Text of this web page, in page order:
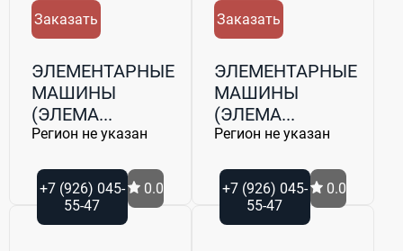
Заказать
ЭЛЕМЕНТАРНЫЕ
МАШИНЫ
(ЭЛЕМА...
Регион не указан
+7 (926) 045-
55-47
0.0
Заказать
ЭЛЕМЕНТАРНЫЕ
МАШИНЫ
(ЭЛЕМА...
Регион не указан
+7 (926) 045-
55-47
0.0